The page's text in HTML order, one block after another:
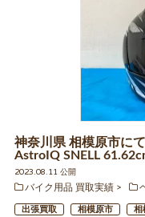
神奈川県 相模原市に
AstroIQ SNELL
2023.08.11 公開
バイク用品 買取実績
出張買取 相模原市 相